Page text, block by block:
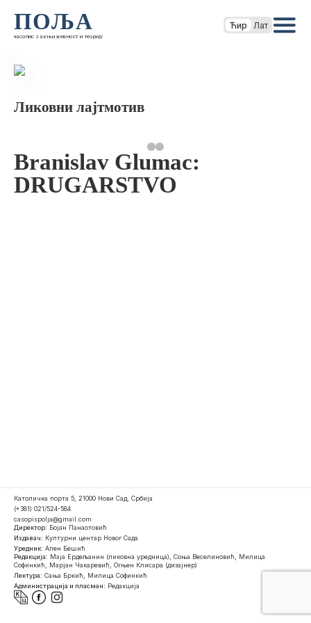
ПОЉА
часопис за књижевност и теорију
Ћир Лат
Ликовни лајтмотив
Branislav Glumac:
DRUGARSTVO
Католичка порта 5, 21000 Нови Сад, Србија
(+381) 021/524-584
casopispolja@gmail.com
Директор: Бојан Панаотовић
Издавач: Културни центар Новог Сада
Уредник: Ален Бешић
Редакција: Маја Ердељанин (ликовна уредница), Соња Веселиновић, Милица
Софинкић, Марјан Чакаревић, Огњен Клисара (дизајнер)
Лектура: Сања Бркић, Милица Софинкић
Администрација и пласман: Редакција